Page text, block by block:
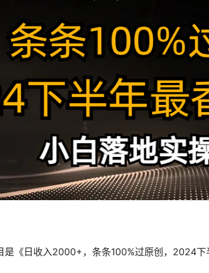
是《日收入2000+，条条100%过原创，2024下